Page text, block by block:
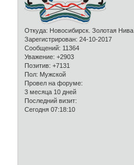
Откуда: Новосибирск. Золотая Нива
Зарегистрирован: 24-10-2017
Сообщений: 11364
Уважение: +2903
Позитив: +7131
Пол: Мужской
Провел на форуме:
3 месяца 10 дней
Последний визит:
Сегодня 07:18:10